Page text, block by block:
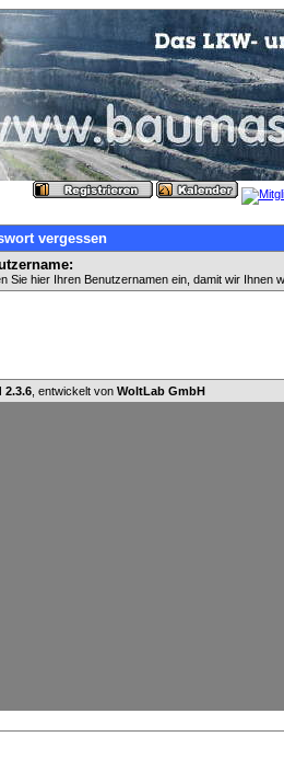
vergessen
Sie hier Ihren Benutzernamen ein, damit wir Ihnen
2.3.6 , entwickelt von WoltLab GmbH